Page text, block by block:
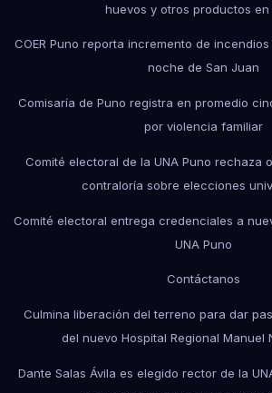
huevos y otros productos en
COER Puno reporta incremento de
noche de San Juan
Comisaría de Puno registra en promedio
por violencia familiar
Comité electoral de la UNA Puno rechaza
contraloría sobre elecciones
Comité electoral entrega credenciales a
UNA Puno
Contáctanos
Culmina liberación del terreno para dar
del nuevo Hospital Regional Manuel
Dante Salas Ávila es elegido rector de la